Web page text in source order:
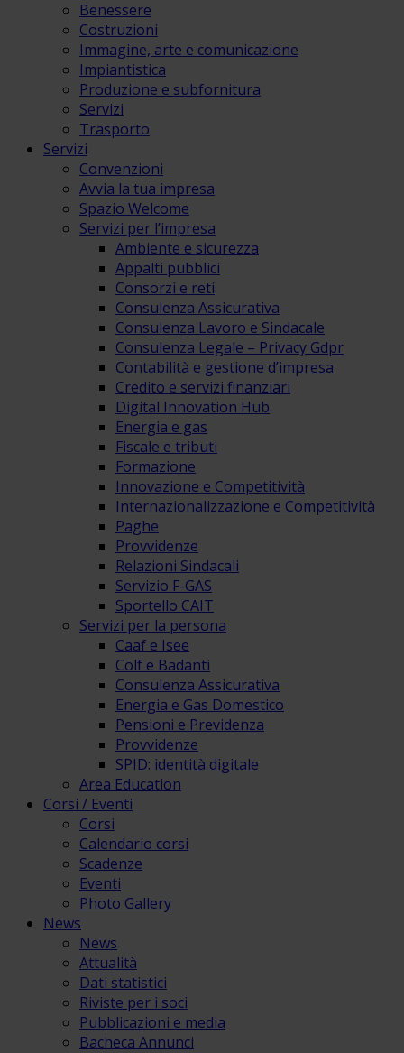
Benessere
Costruzioni
Immagine, arte e comunicazione
Impiantistica
Produzione e subfornitura
Servizi
Trasporto
Servizi
Convenzioni
Avvia la tua impresa
Spazio Welcome
Servizi per l’impresa
Ambiente e sicurezza
Appalti pubblici
Consorzi e reti
Consulenza Assicurativa
Consulenza Lavoro e Sindacale
Consulenza Legale – Privacy Gdpr
Contabilità e gestione d’impresa
Credito e servizi finanziari
Digital Innovation Hub
Energia e gas
Fiscale e tributi
Formazione
Innovazione e Competitività
Internazionalizzazione e Competitività
Paghe
Provvidenze
Relazioni Sindacali
Servizio F-GAS
Sportello CAIT
Servizi per la persona
Caaf e Isee
Colf e Badanti
Consulenza Assicurativa
Energia e Gas Domestico
Pensioni e Previdenza
Provvidenze
SPID: identità digitale
Area Education
Corsi / Eventi
Corsi
Calendario corsi
Scadenze
Eventi
Photo Gallery
News
News
Attualità
Dati statistici
Riviste per i soci
Pubblicazioni e media
Bacheca Annunci